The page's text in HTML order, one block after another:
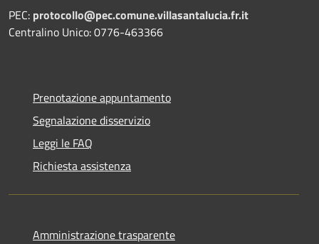
PEC: protocollo@pec.comune.villasantalucia.fr.it
Centralino Unico: 0776-463366
Prenotazione appuntamento
Segnalazione disservizio
Leggi le FAQ
Richiesta assistenza
Amministrazione trasparente